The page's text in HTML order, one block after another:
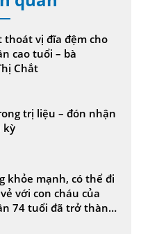
thoát vị đĩa đệm cho
cao tuổi – bà
Chắt
trị liệu – đón nhận
kỳ
khỏe mạnh, có thể đi
với con cháu của
74 tuổi đã trở thành